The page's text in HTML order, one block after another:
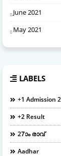
June 2021
May 2021
LABELS
+1 Admission
+2 Result
27ാം രാവ്
Aadhar